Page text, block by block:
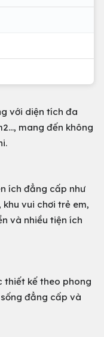
với diện tích đa
mang đến không
ích đẳng cấp như
vui chơi trẻ em,
và nhiều tiện ích
thiết kế theo phong
đẳng cấp và